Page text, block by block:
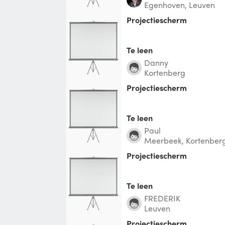
Egenhoven, Leuven
Projectiescherm
Te leen
Danny
Kortenberg
Projectiescherm
Te leen
Paul
Meerbeek,
projectiescherm
Te leen
FREDERIK
Leuven